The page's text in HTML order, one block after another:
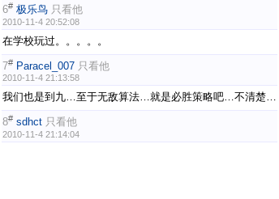
6# 极乐鸟 只看他
2010-11-4 20:52:08
在学校玩过。。。。。
7# Paracel_007 只看他
2010-11-4 21:13:58
我们也是到九…至于无敌算法…就是必胜策略吧…不清楚…
8# sdhct 只看他
2010-11-4 21:14:04